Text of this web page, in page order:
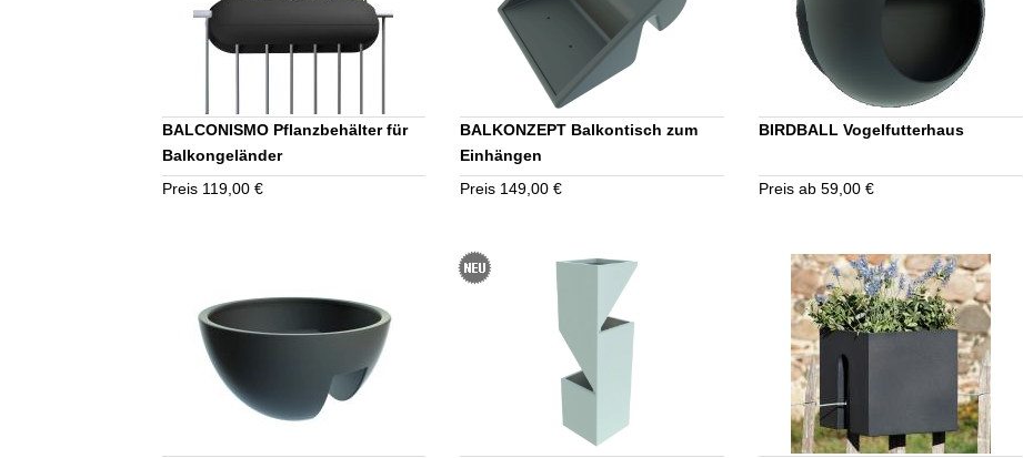
BALCONISMO Pflanzbehälter für
Balkongeländer
Preis 119,00 €
BALKONZEPT Balkontisch zum
Einhängen
Preis 149,00 €
BIRDBALL Vogelfutterhaus
Preis ab 59,00 €